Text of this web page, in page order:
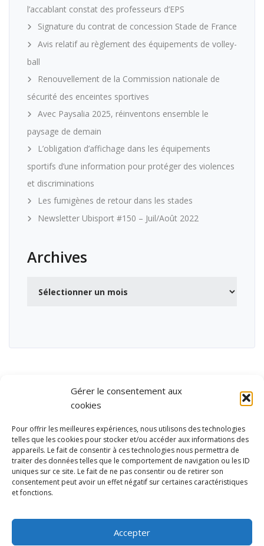
Gérer le consentement aux
cookies
Pour offrir les meilleures expériences, nous utilisons des technologies
telles que les cookies pour stocker et/ou accéder aux informations des
appareils. Le fait de consentir à ces technologies nous permettra de
traiter des données telles que le comportement de navigation ou les ID
uniques sur ce site. Le fait de ne pas consentir ou de retirer son
consentement peut avoir un effet négatif sur certaines caractéristiques
et fonctions.
Accepter
l’accablant constat des professeurs d’EPS
Signature du contrat de concession Stade de France
Avis relatif au règlement des équipements de volley-
ball
Renouvellement de la Commission nationale de
sécurité des enceintes sportives
Avec Paysalia 2025, réinventons ensemble le
paysage de demain
L’obligation d’affichage dans les équipements
sportifs d’une information pour protéger des violences
et discriminations
Les fumigènes de retour dans les stades
Newsletter Ubisport #150 – Juil/Août 2022
Archives
et de loisirs
Contact